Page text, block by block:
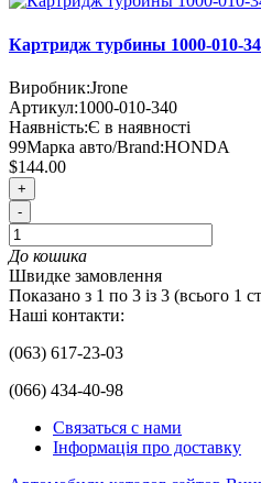
Картридж турбины 1000-010-
Виробник:Jrone
Артикул:1000-010-340
Наявність:Є в наявності
99Марка авто/Brand:HONDA
$144.00
+
-
До кошика
Швидке замовлення
Показано з 1 по 3 із 3 (всього 1
Наші контакти:
(063) 617-23-03
(066) 434-40-98
Связаться с нами
Інформація про доставку